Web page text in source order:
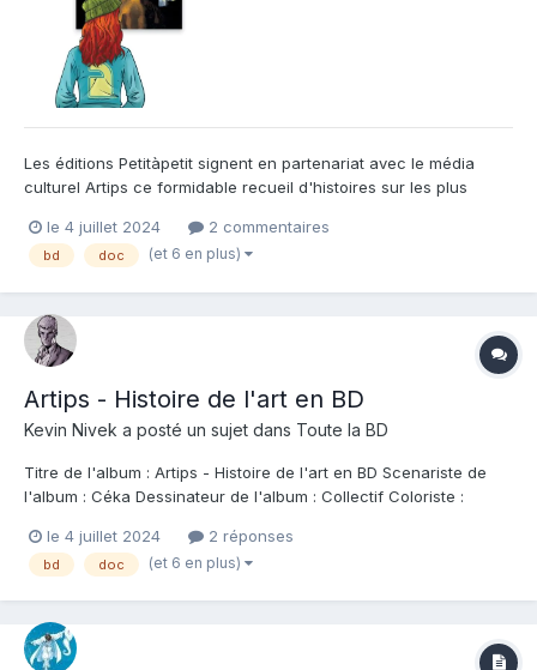
Les éditions Petitàpetit signent en partenariat avec le média
culturel Artips ce formidable recueil d'histoires sur les plus
que vous ne verrez pas passer , défilent sous vos yeux Vinci ,
Le bernin , Vermeer , Chardin , Vigée Le Brun...
le 4 juillet 2024 2 commentaires
bd doc (et 6 en plus)
Artips - Histoire de l'art en BD
Kevin Nivek a posté un sujet dans Toute la BD
Titre de l'album : Artips - Histoire de l'art en BD Scenariste de
l'album : Céka Dessinateur de l'album : Collectif Coloriste :
l'album : Quinze anecdotes incroyables de l'Histoire de l'Art
restituées en BD pour...
le 4 juillet 2024 2 réponses
bd doc (et 6 en plus)